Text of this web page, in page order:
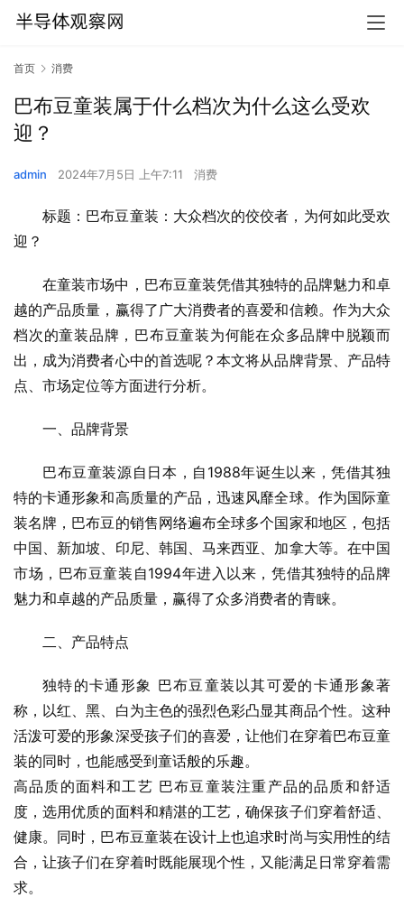
首页 消费
巴布豆童装属于什么档次为什么这么受欢
迎？
admin 2024年7月5日 上午7:11 消费
标题：巴布豆童装：大众档次的佼佼者，为何如此受欢
迎？
在童装市场中，巴布豆童装凭借其独特的品牌魅力和卓
越的产品质量，赢得了广大消费者的喜爱和信赖。作为大众
档次的童装品牌，巴布豆童装为何能在众多品牌中脱颖而
出，成为消费者心中的首选呢？本文将从品牌背景、产品特
点、市场定位等方面进行分析。
一、品牌背景
巴布豆童装源自日本，自1988年诞生以来，凭借其独
特的卡通形象和高质量的产品，迅速风靡全球。作为国际童
装名牌，巴布豆的销售网络遍布全球多个国家和地区，包括
中国、新加坡、印尼、韩国、马来西亚、加拿大等。在中国
市场，巴布豆童装自1994年进入以来，凭借其独特的品牌
魅力和卓越的产品质量，赢得了众多消费者的青睐。
二、产品特点
独特的卡通形象 巴布豆童装以其可爱的卡通形象著
称，以红、黑、白为主色的强烈色彩凸显其商品个性。这种
活泼可爱的形象深受孩子们的喜爱，让他们在穿着巴布豆童
装的同时，也能感受到童话般的乐趣。
高品质的面料和工艺 巴布豆童装注重产品的品质和舒适
度，选用优质的面料和精湛的工艺，确保孩子们穿着舒适、
健康。同时，巴布豆童装在设计上也追求时尚与实用性的结
合，让孩子们在穿着时既能展现个性，又能满足日常穿着需
求。